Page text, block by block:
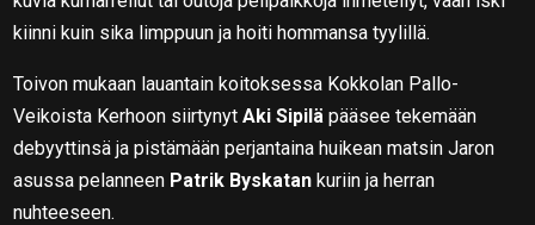
kiinni kuin sika limppuun ja hoiti hommansa tyylillä.
Toivon mukaan lauantain koitoksessa Kokkolan Pallo-
Veikoista Kerhoon siirtynytAki Sipilä pääsee tekemään
debyyttinsä ja pistämään perjantaina huikean matsin Jaron
asussa pelanneen Patrik Byskatan kuriin ja herran
nuhteeseen.